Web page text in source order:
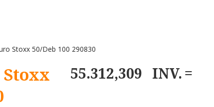
Stoxx 50/Deb 100 290830
55.312,309 INV.